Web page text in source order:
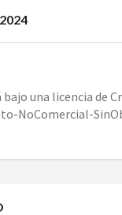
bajo una licencia de
NoComercial-